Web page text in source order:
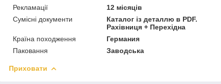
Рекламації
12 місяців
Сумісні документи
Каталог із деталлю в PDF.
Рахівниця + Перехідна
Країна походження
Германия
Паковання
Заводська
Приховати